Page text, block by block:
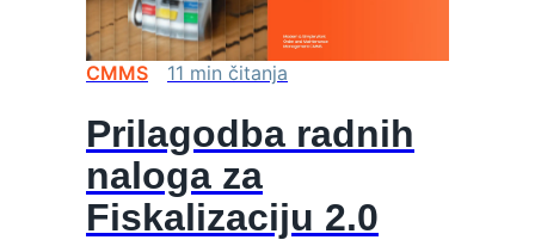
CMMS 11 min čitanja
Prilagodba radnih
naloga za
Fiskalizaciju 2.0